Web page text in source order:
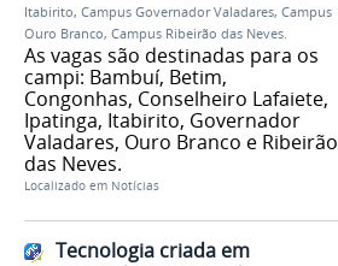
Itabirito, Campus Governador Valadares, Campus
Ouro Branco, Campus Ribeirão das Neves.
As vagas são destinadas para os
campi: Bambuí, Betim,
Congonhas, Conselheiro Lafaiete,
Ipatinga, Itabirito, Governador
Valadares, Ouro Branco e Ribeirão
das Neves.
Localizado em Notícias
Tecnologia criada em